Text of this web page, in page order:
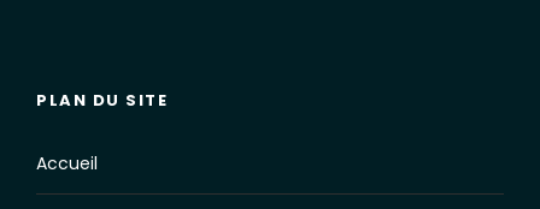
PLAN DU SITE
Accueil